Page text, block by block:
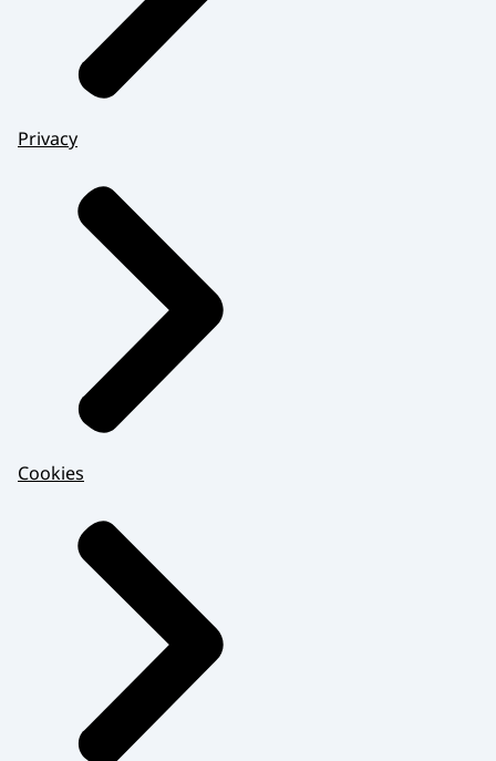
En het is vooral voor Jeroen fijn even
wat kwijt te kunnen over zijn dagelijkse
dingen.
ben gekomen.
Van iemand met een uitkering naar iemand
met betaald werk.
Voor de werkgevers die ook denken om
deze stap te maken,
zal ik zeggen dat ze zich goed moeten laten
informeren.
Ook goed moeten sparren met de
begeleiding, ook goed nadenken of de
En ik denk dat elk persoon ook weer anders
lukken, niet meteen de moed opgeven.
Want misschien is er wel iemand anders
die juist weer veel beter past.
Ik ben natuurlijk bij meerdere restaurants
geweest in Beek,
maar deze plek heeft gewoon de leuke
sfeer.
Privacy
Cookies